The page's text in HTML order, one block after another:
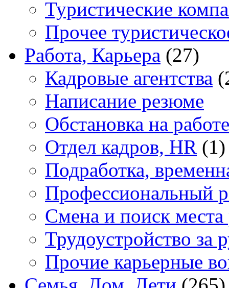
Туристические
Прочее
Работа, Карьера (27)
Кадровые агентства
Написание резюме
Обстановка на работе
Отдел кадров, HR (1)
Подработка,
Профессиональный
Смена и поиск места
Трудоустройство за
Прочие карьерные